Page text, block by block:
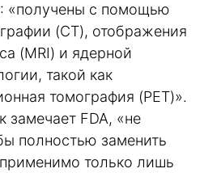
«получены с помощью
(CT), отображения
(MRI) и ядерной
такой как
томография (PET)».
замечает FDA, «не
полностью заменить
только лишь